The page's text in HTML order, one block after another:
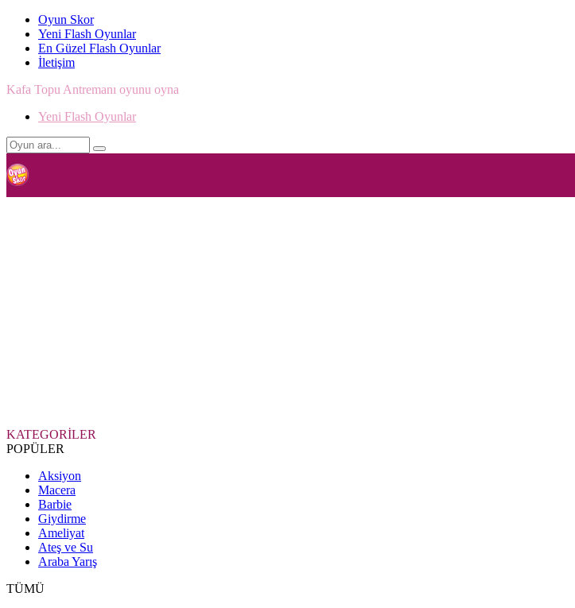
Oyun Skor
Yeni Flash Oyunlar
En Güzel Flash Oyunlar
İletişim
Kafa Topu Antremanı oyunu oyna
Yeni Flash Oyunlar
KATEGORİLER
POPÜLER
Aksiyon
Macera
Barbie
Giydirme
Ameliyat
Ateş ve Su
Araba Yarış
TÜMÜ